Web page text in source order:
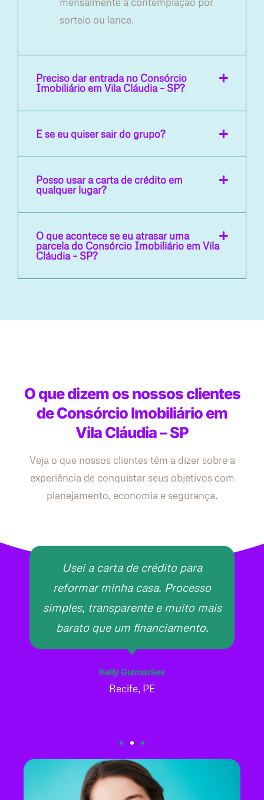
sorteio ou lance.
Preciso dar entrada no Consórcio
Imobiliário em Vila Cláudia – SP?
E se eu quiser sair do grupo?
Posso usar a carta de crédito em
qualquer lugar?
O que acontece se eu atrasar uma
parcela do Consórcio Imobiliário em Vila
Cláudia – SP?
O que dizem os nossos clientes
de Consórcio Imobiliário em
Vila Cláudia – SP
Veja o que nossos clientes têm a dizer sobre a
experiência de conquistar seus objetivos com
planejamento, economia e segurança.
Usei a carta de crédito para
reformar minha casa. Processo
simples, transparente e muito mais
barato que um financiamento.
Kelly Guimarães
Recife, PE